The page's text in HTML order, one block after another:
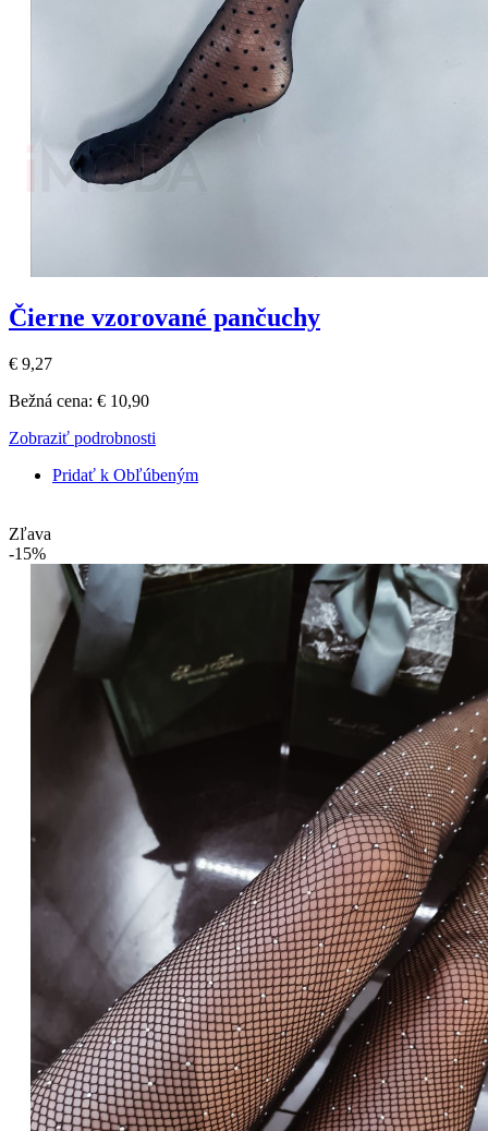
Čierne vzorované pančuchy
€ 9,27
Bežná cena: € 10,90
Zobraziť podrobnosti
Pridať k Obľúbeným
Zľava
-15%